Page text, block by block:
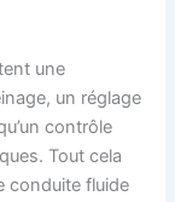
une
un réglage
contrôle
Tout cela
conduite fluide